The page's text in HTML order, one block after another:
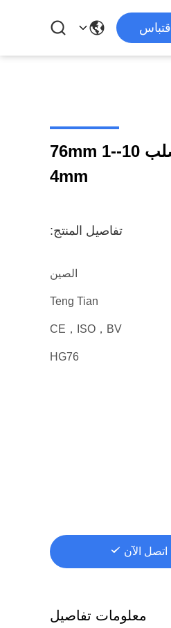
إقتباس
HG76 آلة طاحونة الأنابيب لإنتاج أنابيب الصلب 10-76mm 1-
4mm
تفاصيل المنتج:
الصين
Teng Tian
CE，ISO，BV
HG76
اتصل الآن
معلومات تفاصيل